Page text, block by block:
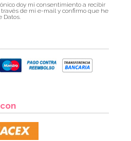
doy mi consentimiento a recibir
de mi e-mail y confirmo que he
Datos.